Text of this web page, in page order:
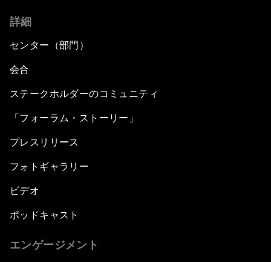
詳細
センター（部門）
会合
ステークホルダーのコミュニティ
「フォーラム・ストーリー」
プレスリリース
フォトギャラリー
ビデオ
ポッドキャスト
エンゲージメント